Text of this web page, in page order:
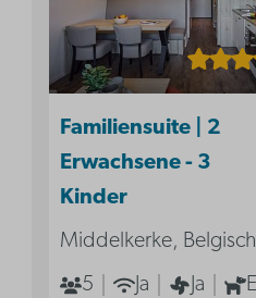
Familiensuite | 2
Erwachsene - 3
Kinder
Middelkerke,
5
Ja Ja